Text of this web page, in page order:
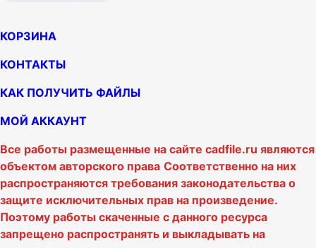
КОРЗИНА
КОНТАКТЫ
КАК ПОЛУЧИТЬ ФАЙЛЫ
МОЙ АККАУНТ
Все работы размещенные на сайте cadfile.ru являются
объектом авторского права Соответственно на них
распространяются требования законодательства о
защите исключительных прав на произведение.
Поэтому работы скаченные с данного ресурса
запрещено распространять и выкладывать на